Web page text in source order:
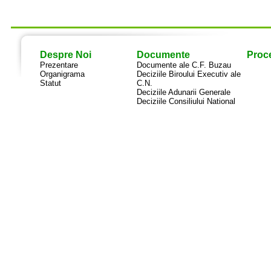
Despre Noi
Prezentare
Organigrama
Statut
Documente
Documente ale C.F. Buzau
Deciziile Biroului Executiv ale
C.N.
Deciziile Adunarii Generale
Deciziile Consiliului National